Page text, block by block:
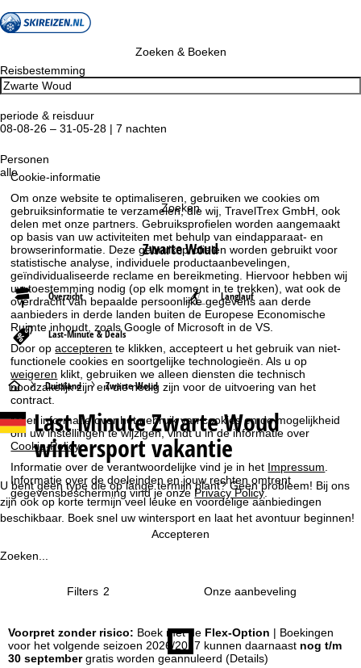
Cookie-informatie
Om onze website te optimaliseren, gebruiken we cookies om
gebruiksinformatie te verzamelen, die wij, TravelTrex GmbH, ook
delen met onze partners. Gebruiksprofielen worden aangemaakt
op basis van uw activiteiten met behulp van eindapparaat- en
browserinformatie. Deze gebruiksprofielen worden gebruikt voor
statistische analyse, individuele productaanbevelingen,
geïndividualiseerde reclame en bereikmeting. Hiervoor hebben wij
uw toestemming nodig (op elk moment in te trekken), wat ook de
overdracht van bepaalde persoonlijke gegevens aan derde
aanbieders in derde landen buiten de Europese Economische
Ruimte inhoudt, zoals Google of Microsoft in de VS.
Door opaccepteren te klikken, accepteert u het gebruik van niet-
functionele cookies en soortgelijke technologieën. Als u op
weigeren klikt, gebruiken we alleen diensten die technisch
noodzakelijk zijn en die nodig zijn voor de uitvoering van het
contract.
Meer informatie over het gebruik van cookies en de mogelijkheid
om uw instellingen te wijzigen, vindt u in de informatie over
Cookie-Policy.
Informatie over de verantwoordelijke vind je in het Impressum
Informatie over de doeleinden en jouw rechten omtrent
gegevensbescherming vind je onze Privacy Policy.
Accepteren
Zoeken & Boeken
Reisbestemming
periode & reisduur
08-08-26 – 31-05-28 | 7 nachten
Personen
alle
Zoeken
Zwarte Woud
Overzicht Langlauf
Last-Minute & Deals
S
t
a
r
t
p
i
Duitsland Zwarte Woud
Last Minute Zwarte Woud
wintersport vakantie
U bent geen type die op lange termijn plant? Geen probleem! Bij ons
zijn ook op korte termijn veel leuke en voordelige aanbiedingen
beschikbaar. Boek snel uw wintersport en laat het avontuur beginnen!
Zoeken...
Filters 2
Voorpret zonder risico: Boek met de Flex-Option | Boekingen
voor het volgende seizoen 2026/2027 kunnen daarnaast nog t/m
30 septembergratis worden geannuleerd (Details)